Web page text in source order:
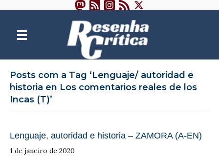
Posts com a Tag ‘Lenguaje/ autoridad e
historia en Los comentarios reales de los
Incas (T)’
Lenguaje, autoridad e historia – ZAMORA (A-EN)
1 de janeiro de 2020